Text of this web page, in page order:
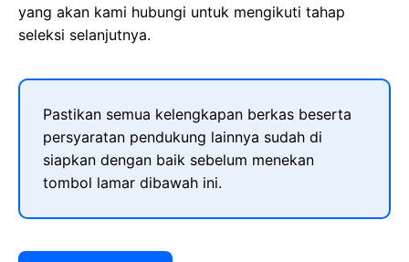
yang akan kami hubungi untuk mengikuti tahap
seleksi selanjutnya.
Pastikan semua kelengkapan berkas beserta
persyaratan pendukung lainnya sudah di
siapkan dengan baik sebelum menekan
tombol lamar dibawah ini.